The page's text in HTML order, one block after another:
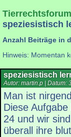
Tierrechtsforum
speziesistisch
Anzahl Beiträge in
Hinweis: Momentan
speziesistisch
Autor: martin.p | Datum:
Man ist
Diese
24 und wir
überall ihre